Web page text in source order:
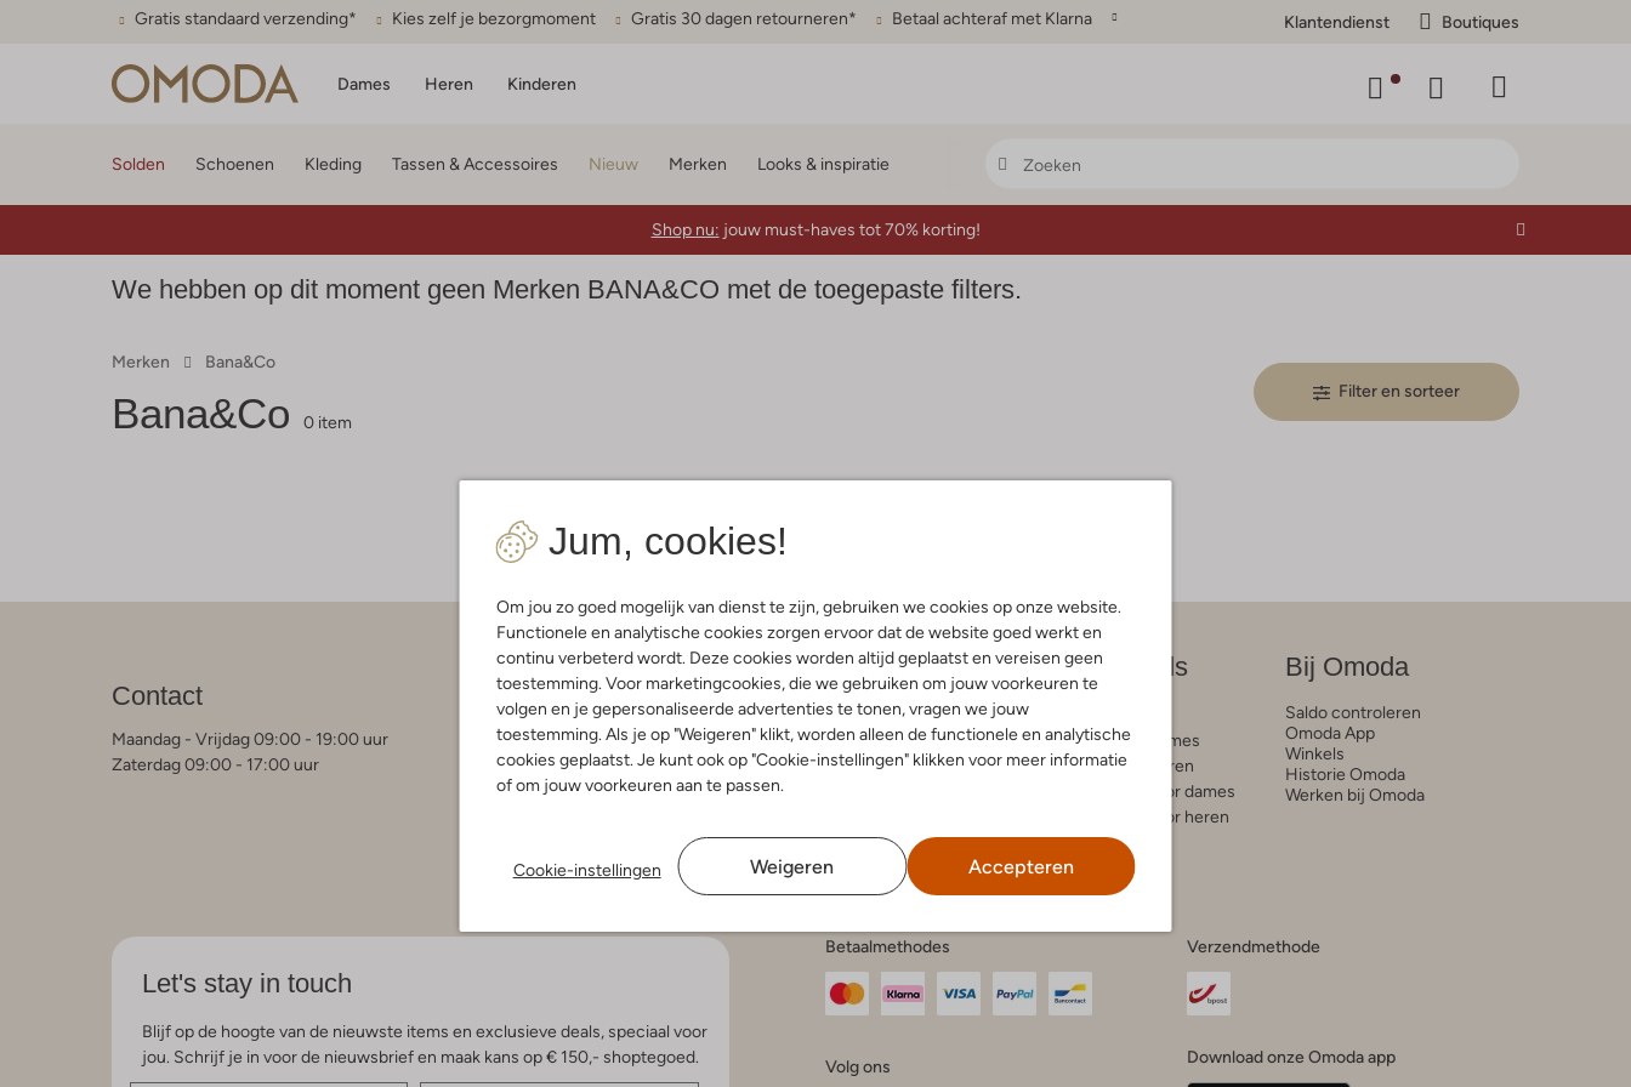
Gratis standaard verzending* Kies zelf je bezorgmoment Gratis 30 dagen retourneren* Betaal achteraf met Klarna Klantendienst Boutiques
Dames Heren Kinderen
Jum, cookies!
Om jou zo goed mogelijk van dienst te zijn, gebruiken we cookies op onze website.
Functionele en analytische cookies zorgen ervoor dat de website goed werkt en
continu verbeterd wordt. Deze cookies worden altijd geplaatst en vereisen geen
toestemming. Voor marketingcookies, die we gebruiken om jouw voorkeuren te
volgen en je gepersonaliseerde advertenties te tonen, vragen we jouw
toestemming. Als je op "Weigeren" klikt, worden alleen de functionele en analytische
cookies geplaatst. Je kunt ook op "Cookie-instellingen" klikken voor meer informatie
of om jouw voorkeuren aan te passen.
Cookie-instellingen Weigeren Accepteren
Solden Schoenen Kleding Tassen & Accessoires Nieuw Merken Looks & inspiratie
Shop nu: jouw must-haves tot 70% korting!
We hebben op dit moment geen Merken BANA&CO met de toegepaste filters.
Merken Bana&co
Bana&co 0 item
Filter en sorteer
Contact
Maandag - Vrijdag 09:00 - 19:00 uur
Zaterdag 09:00 - 17:00 uur
Klantendienst
Contact
Veelgestelde vragen
Bestellen en bezorgen
Betaalmogelijkheden
Retourneren en ruilen
Kleding en onderhoud
Account
Mijn account
Veelgestelde vragen
Fashion trends
Bekijk alle blogs
Modetrends voor dames
Modetrends voor heren
Schoenentrends voor dames
Schoenentrends voor heren
Bij Omoda
Saldo controleren
Omoda App
Winkels
Historie Omoda
Werken bij Omoda
Let's stay in touch
Blijf op de hoogte van de nieuwste items en exclusieve deals, speciaal voor
jou. Schrijf je in voor de nieuwsbrief en maak kans op € 150,- shoptegoed.
Betaalmethodes
Volg ons
Verzendmethode
Download onze Omoda app